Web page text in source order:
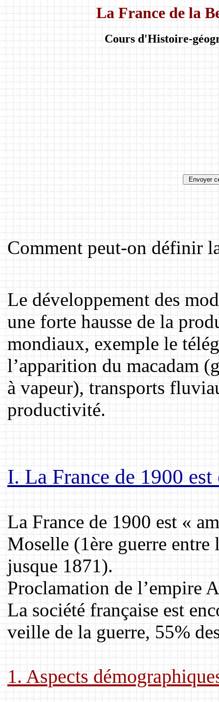
La France de la
Cours d'Histoire-
Comment peut-on définir
Le développement des
une forte hausse de la
mondiaux, exemple le
l’apparition du macadam
à vapeur), transports
productivité.
I. La France de 1900
La France de 1900 est «
Moselle (1ère guerre entre
jusque 1871).
Proclamation de l’empire
La société française est
veille de la guerre, 55%
1. Aspects